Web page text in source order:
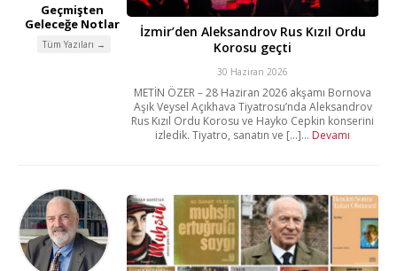
Geçmişten
Geleceğe Notlar
Tüm Yazıları →
İzmir’den Aleksandrov Rus Kızıl Ordu
Korosu geçti
30 Haziran 2026
METİN ÖZER – 28 Haziran 2026 akşamı Bornova
Aşık Veysel Açıkhava Tiyatrosu’nda Aleksandrov
Rus Kızıl Ordu Korosu ve Hayko Cepkin konserini
izledik. Tiyatro, sanatın ve [...]... Devamı